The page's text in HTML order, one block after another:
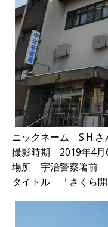
ニックネーム S.H.さ
撮影時期 2019年4月
場所 宇治警察署前
タイトル 「さくら開